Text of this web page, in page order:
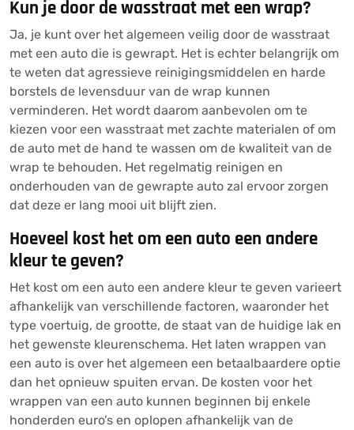
Kun je door de wasstraat met een wrap?
Ja, je kunt over het algemeen veilig door de wasstraat
met een auto die is gewrapt. Het is echter belangrijk om
te weten dat agressieve reinigingsmiddelen en harde
borstels de levensduur van de wrap kunnen
verminderen. Het wordt daarom aanbevolen om te
kiezen voor een wasstraat met zachte materialen of om
de auto met de hand te wassen om de kwaliteit van de
wrap te behouden. Het regelmatig reinigen en
onderhouden van de gewrapte auto zal ervoor zorgen
dat deze er lang mooi uit blijft zien.
Hoeveel kost het om een auto een andere
kleur te geven?
Het kost om een auto een andere kleur te geven varieert
afhankelijk van verschillende factoren, waaronder het
type voertuig, de grootte, de staat van de huidige lak en
het gewenste kleurenschema. Het laten wrappen van
een auto is over het algemeen een betaalbaardere optie
dan het opnieuw spuiten ervan. De kosten voor het
wrappen van een auto kunnen beginnen bij enkele
honderden euro’s en oplopen afhankelijk van de